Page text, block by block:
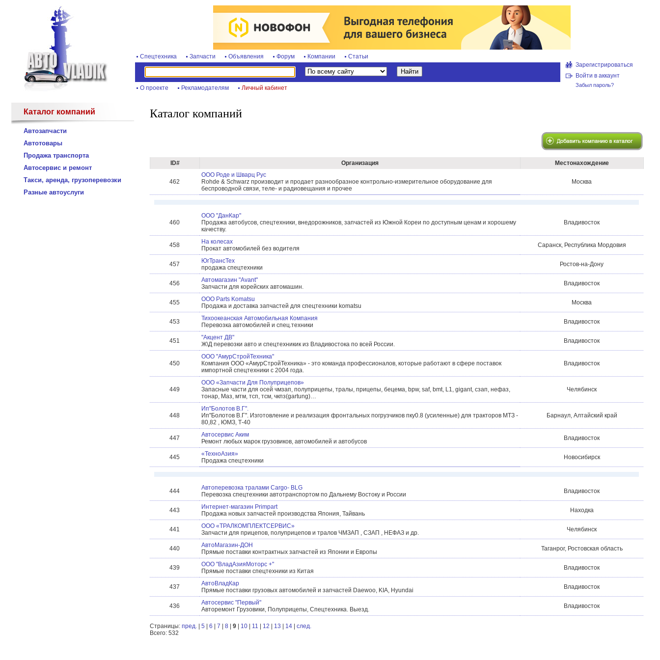
Спецтехника Запчасти Объявления Форум Компании Статьи
О проекте Рекламодателям Личный кабинет
Зарегистрироваться
Войти в аккаунт
Забыл пароль?
Каталог компаний
Автозапчасти
Автотовары
Продажа транспорта
Автосервис и ремонт
Такси, аренда, грузоперевозки
Разные автоуслуги
Каталог компаний
ID# Организация Местонахождение
462
ООО Роде и Шварц Рус
Rohde & Schwarz производит и продает разнообразное контрольно-измерительное оборудование для
беспроводной связи, теле- и радиовещания и прочее
Москва
460
ООО "ДанКар"
Продажа автобусов, спецтехники, внедорожников, запчастей из Южной Кореи по доступным ценам и хорошему
качеству.
Владивосток
458
На колесах
Прокат автомобилей без водителя
Саранск, Республика Мордовия
457
ЮгТрансТех
продажа спецтехники
Ростов-на-Дону
456
Автомагазин "Avant"
Запчасти для корейских автомашин.
Владивосток
455
ООО Parts Komatsu
Продажа и доставка запчастей для спецтехники komatsu
Москва
453
Тихоокеанская Автомобильная Компания
Перевозка автомобилей и спец.техники
Владивосток
451
"Акцент ДВ"
Ж\Д перевозки авто и спецтехникик из Владивостока по всей России.
Владивосток
450
ООО "АмурСтройТехника"
Компания ООО «АмурСтройТехника» - это команда профессионалов, которые работают в сфере поставок
импортной спецтехники с 2004 года.
Владивосток
449
ООО «Запчасти Для Полуприцепов»
Запасные части для осей чмзап, полуприцепы, тралы, прицепы, бецема, bpw, saf, bmt, L1, gigant, сзап, нефаз,
тонар, Маз, мтм, тсп, тсм, чкпз(gartung)…
Челябинск
448
Ип"Болотов В.Г".
Ип"Болотов В.Г". Изготовление и реализация фронтальных погрузчиков пку0.8 (усиленные) для тракторов МТЗ -
80,82 , ЮМЗ, Т-40
Барнаул, Алтайский край
447
Автосервис Аким
Ремонт любых марок грузовиков, автомобилей и автобусов
Владивосток
445
«ТехноАзия»
Продажа спецтехники
Новосибирск
444
Автоперевозка тралами Cargo- BLG
Перевозка спецтехники автотранспортом по Дальнему Востоку и России
Владивосток
443
Интернет-магазин Primpart
Продажа новых запчастей производства Япония, Тайвань
Находка
441
ООО «ТРАЛКОМПЛЕКТСЕРВИС»
Запчасти для прицепов, полуприцепов и тралов ЧМЗАП , СЗАП , НЕФАЗ и др.
Челябинск
440
АвтоМагазин-ДОН
Прямые поставки контрактных запчастей из Японии и Европы
Таганрог, Ростовская область
439
ООО "ВладАзияМоторс +"
Прямые поставки спецтехники из Китая
Владивосток
437
АвтоВладКар
Прямые поставки грузовых автомобилей и запчастей Daewoo, KIA, Hyundai
Владивосток
436
Автосервис "Первый"
Авторемонт Грузовики, Полуприцепы, Спецтехника. Выезд.
Владивосток
Страницы: пред. 5 6 7 8 9 10 11 12 13 14
след.
Всего: 532